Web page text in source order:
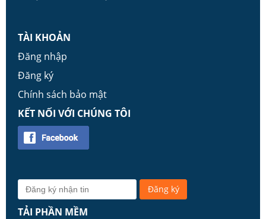
TÀI KHOẢN
Đăng nhập
Đăng ký
Chính sách bảo mật
KẾT NỐI VỚI CHÚNG TÔI
TẢI PHẦN MỀM